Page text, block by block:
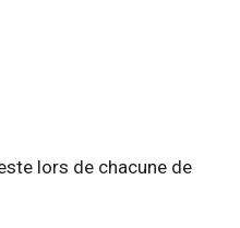
lors de chacune de